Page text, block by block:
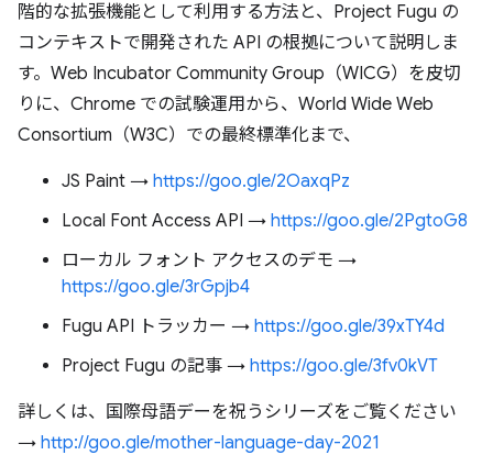
階的な拡張機能として利用する方法と、Project Fugu の
コンテキストで開発された API の根拠について説明しま
す。Web Incubator Community Group（WICG）を皮切
りに、Chrome での試験運用から、World Wide Web
Consortium（W3C）での最終標準化まで、
JS Paint → https://goo.gle/2OaxqPz
Local Font Access API → https://goo.gle/2PgtoG8
ローカル フォント アクセスのデモ →
https://goo.gle/3rGpjb4
Fugu API トラッカー → https://goo.gle/39xTY4d
Project Fugu の記事 → https://goo.gle/3fv0kVT
詳しくは、国際母語デーを祝うシリーズをご覧ください
→ http://goo.gle/mother-language-day-2021